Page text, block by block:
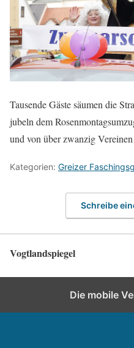
Tausende Gäste säumen die
jubeln dem
und von über zwanzig
Kategorien: Greizer
Schreibe
Vogtlandspiegel
Die mobile